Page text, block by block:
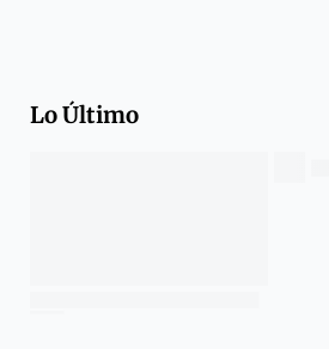
Lo Último